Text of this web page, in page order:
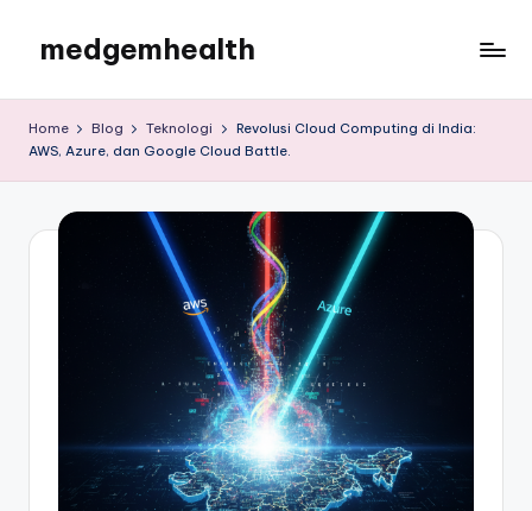
content
medgemhealth
Home Blog Teknologi
Revolusi Cloud Computing di India:
AWS, Azure, dan Google Cloud Battle.